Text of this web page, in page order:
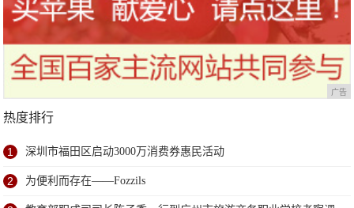
广告
热度排行
1 深圳市福田区启动3000万消费券惠民活动
2 为便利而存在——Fozzils